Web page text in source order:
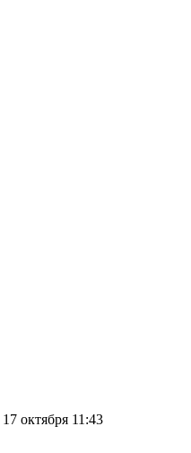
17 октября 11:43